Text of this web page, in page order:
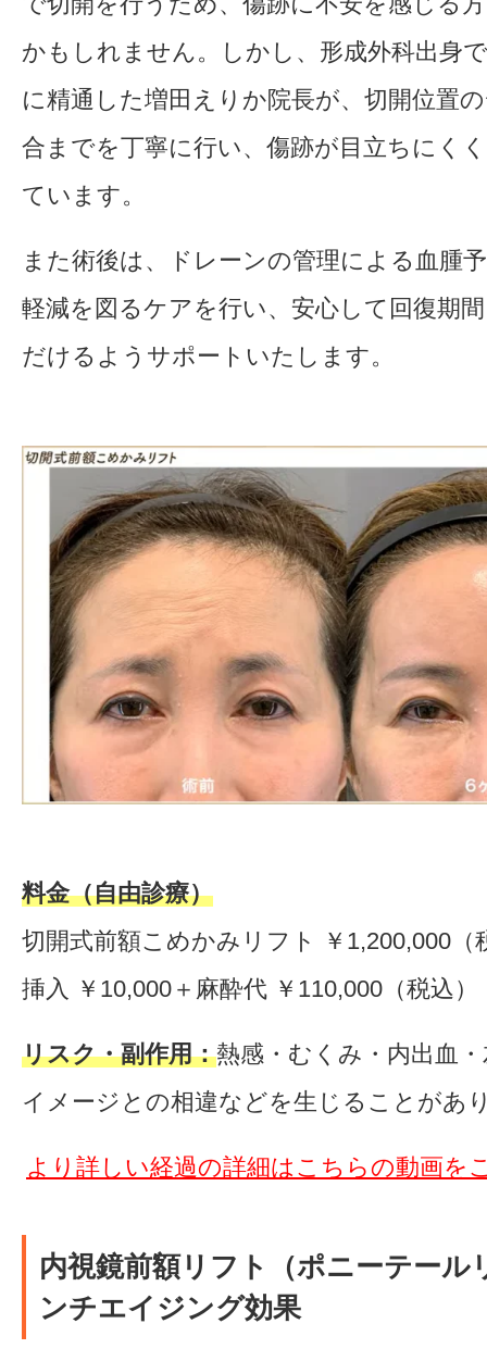
かもしれません。しかし、形成外科出身
に精通した増田えりか院長が、切開位置
合までを丁寧に行い、傷跡が目立ちにく
ています。
また術後は、ドレーンの管理による血腫
軽減を図るケアを行い、安心して回復期
だけるようサポートいたします。
料金（自由診療）
切開式前額こめかみリフト ￥1,200,000（
挿入 ￥10,000＋麻酔代 ￥110,000（税込）
リスク・副作用：熱感・むくみ・内出血
イメージとの相違などを生じることがあ
より詳しい経過の詳細はこちらの動画を
内視鏡前額リフト（ポニーテール
ンチエイジング効果